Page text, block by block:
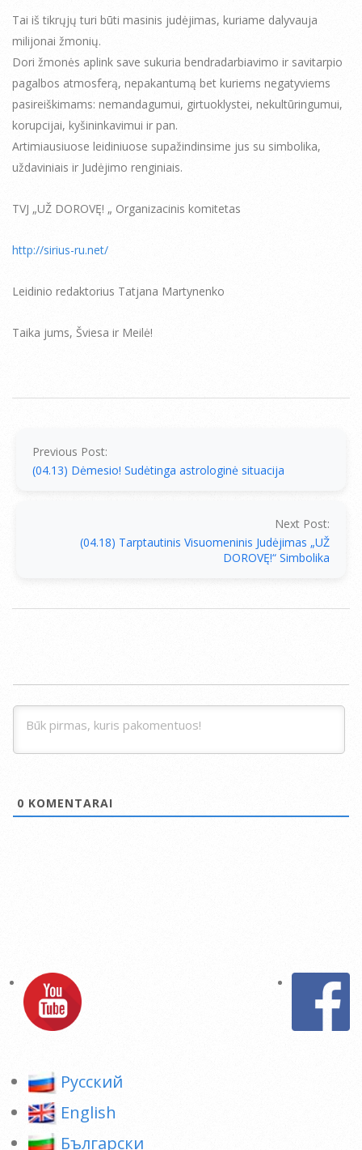
Tai iš tikrųjų turi būti masinis judėjimas, kuriame dalyvauja
milijonai žmonių.
Dori žmonės aplink save sukuria bendradarbiavimo ir savitarpio
pagalbos atmosferą, nepakantumą bet kuriems negatyviems
pasireiškimams: nemandagumui, girtuoklystei, nekultūringumui,
korupcijai, kyšininkavimui ir pan.
Artimiausiuose leidiniuose supažindinsime jus su simbolika,
uždaviniais ir Judėjimo renginiais.
TVJ „UŽ DOROVĘ! „ Organizacinis komitetas
http://sirius-ru.net/
Leidinio redaktorius Tatjana Martynenko
Taika jums, Šviesa ir Meilė!
Previous Post:
(04.13) Dėmesio! Sudėtinga astrologinė situacija
Next Post:
(04.18) Tarptautinis Visuomeninis Judėjimas „UŽ
DOROVĘ!“ Simbolika
0 KOMENTARAI
Pусский
English
Български